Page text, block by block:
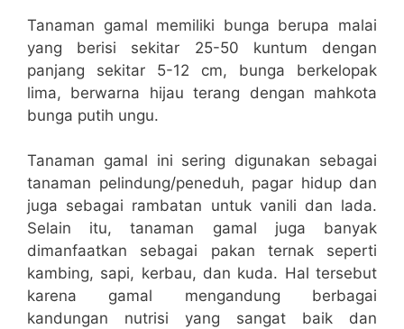
Tanaman gamal memiliki bunga berupa malai
yang berisi sekitar 25-50 kuntum dengan
panjang sekitar 5-12 cm, bunga berkelopak
lima, berwarna hijau terang dengan mahkota
bunga putih ungu.
Tanaman gamal ini sering digunakan sebagai
tanaman pelindung/peneduh, pagar hidup dan
juga sebagai rambatan untuk vanili dan lada.
Selain itu, tanaman gamal juga banyak
dimanfaatkan sebagai pakan ternak seperti
kambing, sapi, kerbau, dan kuda. Hal tersebut
karena gamal mengandung berbagai
kandungan nutrisi yang sangat baik dan